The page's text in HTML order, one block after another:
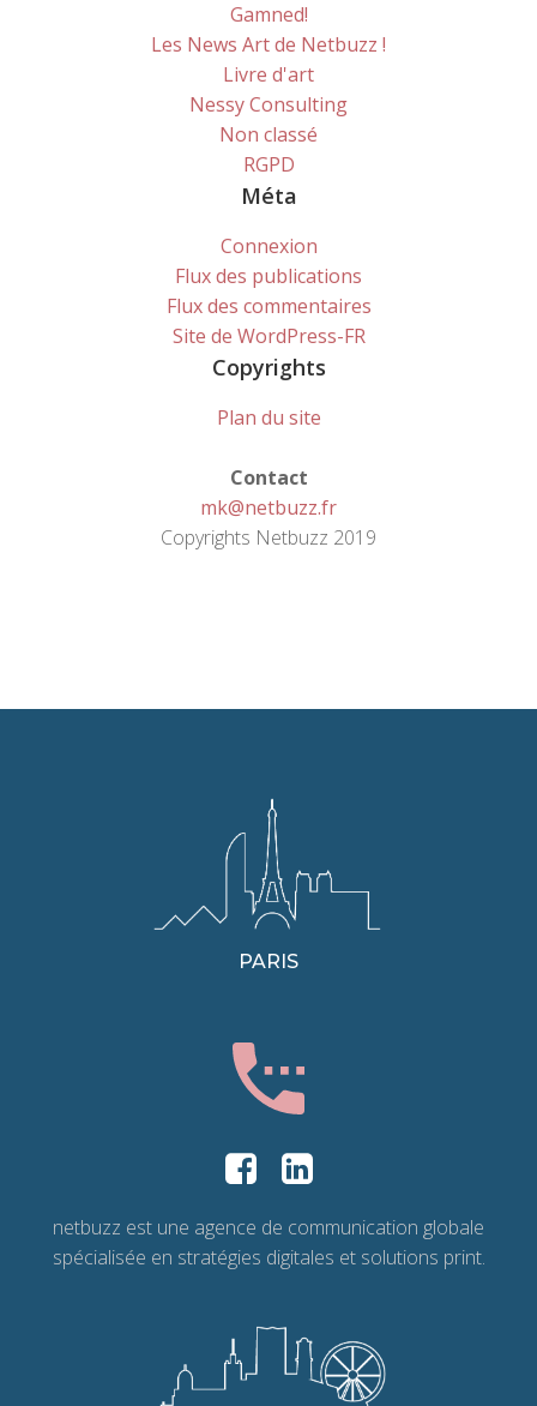
Gamned!
Les News Art de Netbuzz !
Livre d'art
Nessy Consulting
Non classé
RGPD
Méta
Connexion
Flux des publications
Flux des commentaires
Site de WordPress-FR
Copyrights
Plan du site
Contact
mk@netbuzz.fr
Copyrights Netbuzz 2019
PARIS
netbuzz est une agence de communication globale
spécialisée en stratégies digitales et solutions print.